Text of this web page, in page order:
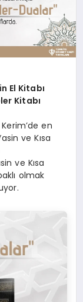
El Kitabı
Kitabı
Kerim’de en
ve Kısa
ve Kısa
olmak